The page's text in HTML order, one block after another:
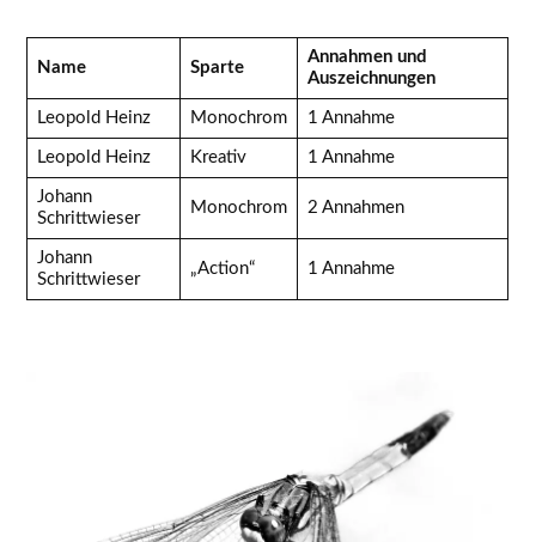
Name Sparte
Annahmen und
Auszeichnungen
Leopold Heinz Monochrom 1 Annahme
Leopold Heinz Kreativ 1 Annahme
Johann
Schrittwieser
Monochrom 2 Annahmen
Johann
Schrittwieser
„Action“ 1 Annahme